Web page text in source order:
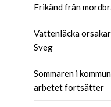
Frikänd från
Vattenläcka
Sveg
Sommaren i
arbetet fortsätter